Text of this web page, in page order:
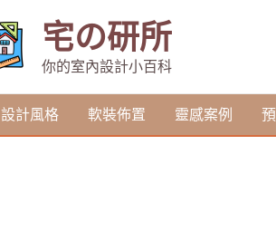
宅の研所
你的室內設計小百科
設計風格 軟裝佈置 靈感案例